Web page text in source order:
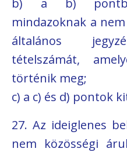
b) a b)
mindazoknak a
általános
tételszámát,
történik meg;
c) a c) és d) pontok
27. Az ideiglenes
nem közösségi